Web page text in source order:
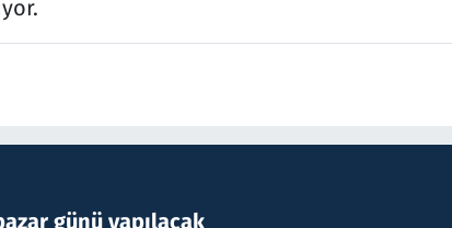
günü yapılacak